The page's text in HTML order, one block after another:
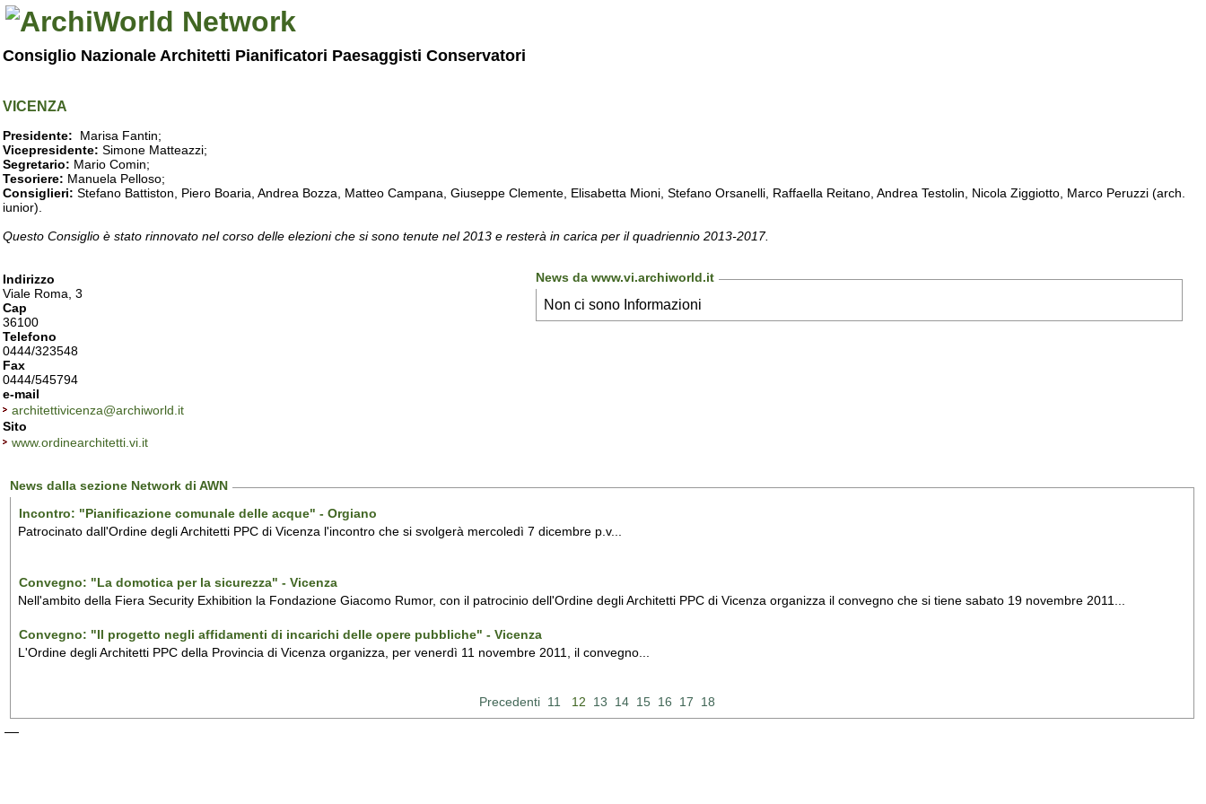
Consiglio Nazionale Architetti Pianificatori Paesaggisti Conservatori
VICENZA
Presidente:
Marisa Fantin;
Vicepresidente: Simone Matteazzi;
Segretario: Mario Comin;
Tesoriere: Manuela Pelloso;
Consiglieri: Stefano Battiston, Piero Boaria, Andrea Bozza, Matteo Campana, Giuseppe Clemente, Elisabetta Mioni, Stefano Orsanelli, Raffaella Reitano, Andrea Testolin, Nicola Ziggiotto, Marco Peruzzi (arch.
iunior).
Questo Consiglio è stato rinnovato nel corso delle elezioni che si sono tenute nel 2013 e resterà in carica per il quadriennio 2013-2017.
Indirizzo
Viale Roma, 3
Cap
36100
Telefono
0444/323548
Fax
0444/545794
e-mail
architettivicenza@archiworld.it
Sito
www.ordinearchitetti.vi.it
News da www.vi.archiworld.it
Non ci sono Informazioni
News dalla sezione Network di AWN
Incontro: "Pianificazione comunale delle acque" - Orgiano
Patrocinato dall'Ordine degli Architetti PPC di Vicenza l'incontro che si svolgerà mercoledì 7 dicembre p.v...
Convegno: "La domotica per la sicurezza" - Vicenza
Nell'ambito della Fiera Security Exhibition la Fondazione Giacomo Rumor, con il patrocinio dell'Ordine degli Architetti PPC di Vicenza organizza il convegno che si tiene sabato 19 novembre 2011...
Convegno: "Il progetto negli affidamenti di incarichi delle opere pubbliche" - Vicenza
L'Ordine degli Architetti PPC della Provincia di Vicenza organizza, per venerdì 11 novembre 2011, il convegno...
Precedenti 11 12 13 14 15 16 17 18